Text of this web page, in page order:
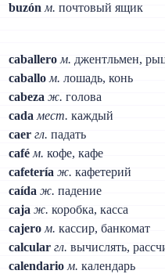
buzón м. почтовый ящик
caballero м. джентльмен,
caballo м. лошадь, конь
cabeza ж. голова
cada мест. каждый
caer гл. падать
café м. кофе, кафе
cafetería ж. кафетерий
caída ж. падение
caja ж. коробка, касса
cajero м. кассир, банкомат
calcular гл. вычислять,
calendario м. календарь